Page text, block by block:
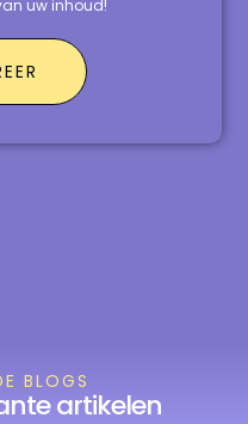
uw inhoud!
BLOGS
artikelen